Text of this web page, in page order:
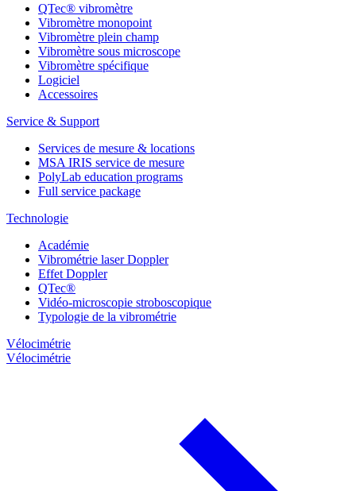
QTec® vibromètre
Vibromètre monopoint
Vibromètre plein champ
Vibromètre sous microscope
Vibromètre spécifique
Logiciel
Accessoires
Service & Support
Services de mesure & locations
MSA IRIS service de mesure
PolyLab education programs
Full service package
Technologie
Académie
Vibrométrie laser Doppler
Effet Doppler
QTec®
Vidéo-microscopie stroboscopique
Typologie de la vibrométrie
Vélocimétrie
Vélocimétrie